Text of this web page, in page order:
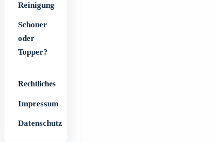
Reinigung
Schoner
oder
Topper?
Rechtliches
Impressum
Datenschutz